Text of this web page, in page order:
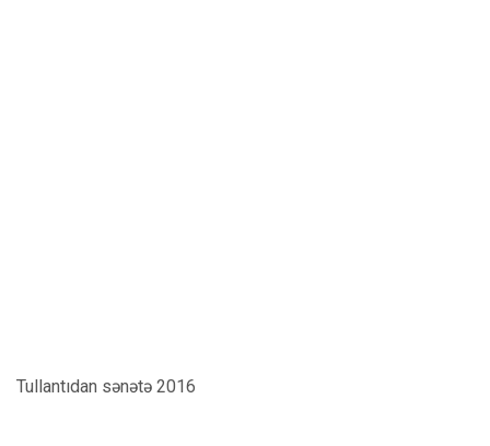
Tullantıdan sənətə 2016